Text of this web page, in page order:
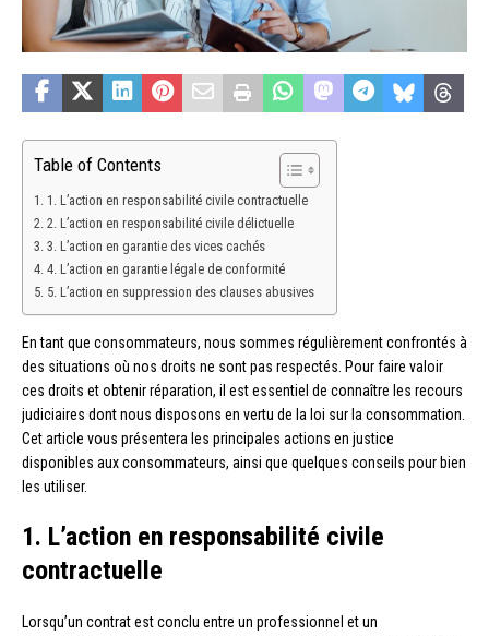
Table of Contents
1. L’action en responsabilité civile contractuelle
2. L’action en responsabilité civile délictuelle
3. L’action en garantie des vices cachés
4. L’action en garantie légale de conformité
5. L’action en suppression des clauses abusives
En tant que consommateurs, nous sommes régulièrement confrontés à
des situations où nos droits ne sont pas respectés. Pour faire valoir
ces droits et obtenir réparation, il est essentiel de connaître les recours
judiciaires dont nous disposons en vertu de la loi sur la consommation.
Cet article vous présentera les principales actions en justice
disponibles aux consommateurs, ainsi que quelques conseils pour bien
les utiliser.
1. L’action en responsabilité civile
contractuelle
Lorsqu’un contrat est conclu entre un professionnel et un